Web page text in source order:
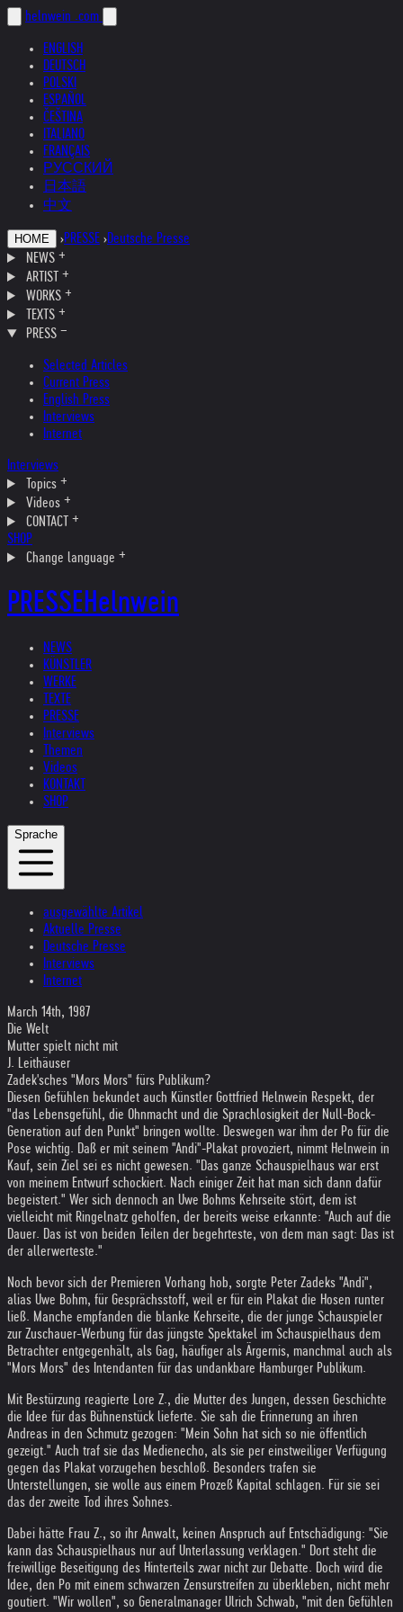
helnwein .com
ENGLISH
DEUTSCH
POLSKI
ESPAÑOL
ČEŠTINA
ITALIANO
FRANÇAIS
РУССКИЙ
日本語
中文
HOME ›PRESSE › Deutsche Presse
NEWS
ARTIST
WORKS
TEXTS
PRESS
Selected Articles
Current Press
English Press
Interviews
Internet
Interviews
Topics
Videos
CONTACT
SHOP
Change language
PRESSEHelnwein
NEWS
KÜNSTLER
WERKE
TEXTE
PRESSE
Interviews
Themen
Videos
KONTAKT
SHOP
Sprache
ausgewählte Artikel
Aktuelle Presse
Deutsche Presse
Interviews
Internet
March 14th, 1987
Die Welt
Mutter spielt nicht mit
J. Leithäuser
Zadek'sches "Mors Mors" fürs Publikum?
Diesen Gefühlen bekundet auch Künstler Gottfried Helnwein Respekt, der
"das Lebensgefühl, die Ohnmacht und die Sprachlosigkeit der Null-Bock-
Generation auf den Punkt" bringen wollte. Deswegen war ihm der Po für die
Pose wichtig. Daß er mit seinem "Andi"-Plakat provoziert, nimmt Helnwein in
Kauf, sein Ziel sei es nicht gewesen. "Das ganze Schauspielhaus war erst
von meinem Entwurf schockiert. Nach einiger Zeit hat man sich dann dafür
begeistert." Wer sich dennoch an Uwe Bohms Kehrseite stört, dem ist
vielleicht mit Ringelnatz geholfen, der bereits weise erkannte: "Auch auf die
Dauer. Das ist von beiden Teilen der begehrteste, von dem man sagt: Das ist
der allerwerteste."
Noch bevor sich der Premieren Vorhang hob, sorgte Peter Zadeks "Andi",
alias Uwe Bohm, für Gesprächsstoff, weil er für ein Plakat die Hosen runter
ließ. Manche empfanden die blanke Kehrseite, die der junge Schauspieler
zur Zuschauer-Werbung für das jüngste Spektakel im Schauspielhaus dem
Betrachter entgegenhält, als Gag, häufiger als Ärgernis, manchmal auch als
"Mors Mors" des Intendanten für das undankbare Hamburger Publikum.
Mit Bestürzung reagierte Lore Z., die Mutter des Jungen, dessen Geschichte
die Idee für das Bühnenstück lieferte. Sie sah die Erinnerung an ihren
Andreas in den Schmutz gezogen: "Mein Sohn hat sich so nie öffentlich
gezeigt." Auch traf sie das Medienecho, als sie per einstweiliger Verfügung
gegen das Plakat vorzugehen beschloß. Besonders trafen sie
Unterstellungen, sie wolle aus einem Prozeß Kapital schlagen. Für sie sei
das der zweite Tod ihres Sohnes.
Dabei hätte Frau Z., so ihr Anwalt, keinen Anspruch auf Entschädigung: "Sie
kann das Schauspielhaus nur auf Unterlassung verklagen." Dort steht die
freiwillige Beseitigung des Hinterteils zwar nicht zur Debatte. Doch wird die
Idee, den Po mit einem schwarzen Zensurstreifen zu überkleben, nicht mehr
goutiert. "Wir wollen", so Generalmanager Ulrich Schwab, "mit den Gefühlen